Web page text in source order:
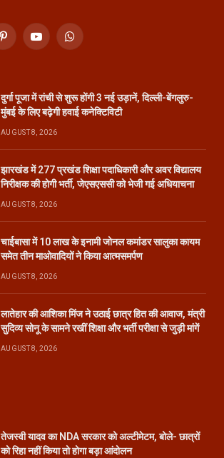
PinterestYouTubeWhatsApp
दुर्गा पूजा में रांची से शुरू होंगी 3 नई उड़ानें, दिल्ली-बेंगलुरु-
मुंबई के लिए बढ़ेगी हवाई कनेक्टिविटी
AUGUST 8, 2026
झारखंड में 277 प्रखंड शिक्षा पदाधिकारी और अवर विद्यालय
निरीक्षक की होगी भर्ती, जेएसएससी को भेजी गई अधियाचना
AUGUST 8, 2026
चाईबासा में 10 लाख के इनामी जोनल कमांडर सालुका कायम
समेत तीन माओवादियों ने किया आत्मसमर्पण
AUGUST 8, 2026
लातेहार की आशिका मिंज ने उठाई छात्र हित की आवाज, मंत्री
सुदिव्य सोनू के सामने रखीं शिक्षा और भर्ती परीक्षा से जुड़ी मांगें
AUGUST 8, 2026
तेजस्वी यादव का NDA सरकार को अल्टीमेटम, बोले- छात्रों
को रिहा नहीं किया तो होगा बड़ा आंदोलन